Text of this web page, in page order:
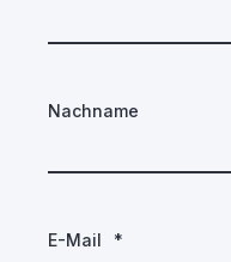
Nachname
E-Mail *